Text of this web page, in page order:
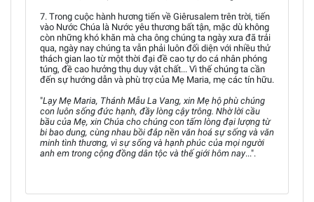
7. Trong cuộc hành hương tiến về Giêrusalem trên trời, tiến
vào Nước Chúa là Nước yêu thương bất tận, mặc dù không
còn những khó khăn mà cha ông chúng ta ngày xưa đã trải
qua, ngày nay chúng ta vẫn phải luôn đối diện với nhiều thử
thách gian lao từ một thời đại đề cao tự do cá nhân phóng
túng, đề cao hưởng thụ duy vật chất... Vì thế chúng ta cần
đến sự hướng dẫn và phù trợ của Mẹ Maria, mẹ các tín hữu.
"Lạy Mẹ Maria, Thánh Mẫu La Vang, xin Mẹ hộ phù chúng
con luôn sống đức hạnh, đầy lòng cậy trông. Nhờ lời cầu
bầu của Mẹ, xin Chúa cho chúng con tấm lòng đại lượng từ
bi bao dung, cùng nhau bồi đắp nền văn hoá sự sống và văn
minh tình thương, vì sự sống và hạnh phúc của mọi người
anh em trong cộng đồng dân tộc và thế giới hôm nay...".